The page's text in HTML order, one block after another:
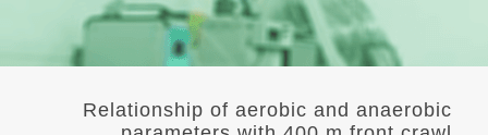
Relationship of aerobic and anaerobic